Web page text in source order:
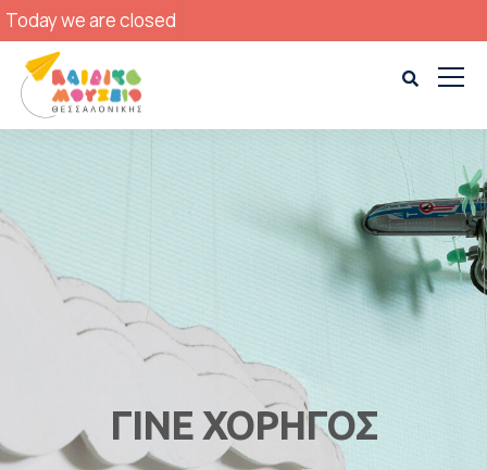
Today we are closed
ΓΙΝΕ ΧΟΡΗΓΟΣ